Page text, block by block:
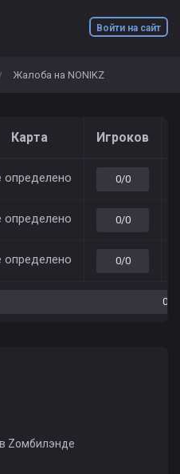
Войти на сайт
Жалоба на NONIKZ
Карта Игроков
определено 0/0
определено 0/0
определено 0/0
0/0
Zомбилэнде